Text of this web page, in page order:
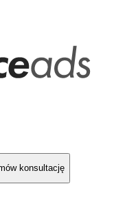
konsultację